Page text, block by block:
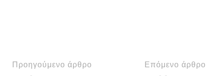
Προηγούμενο άρθρο Επόμενο άρθρο